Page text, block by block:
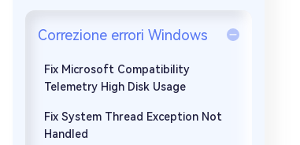
Correzione errori Windows
Fix Microsoft Compatibility
Telemetry High Disk Usage
Fix System Thread Exception Not
Handled